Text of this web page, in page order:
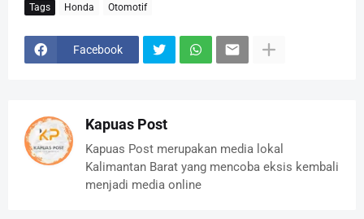
Tags Honda Otomotif
Facebook
Kapuas Post
Kapuas Post merupakan media lokal
Kalimantan Barat yang mencoba eksis kembali
menjadi media online